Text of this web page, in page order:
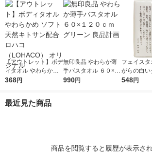
【アウトレット】ボデ
ィタオル やわらかめ
ソフト 天然キトサン
368円
無印良品 やわらか薄
手バスタオル ６０×１
２０ｃｍ グリーン 良
990円
フェイスタ
がらの白い
ワイト（白
548円
最近見た商品
商品を閲覧すると履歴が表示さ